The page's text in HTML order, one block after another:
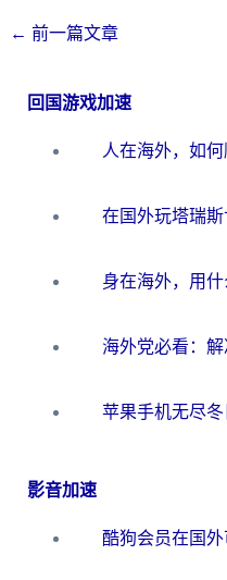
← 前一篇文章
回国游戏加速
影音加速